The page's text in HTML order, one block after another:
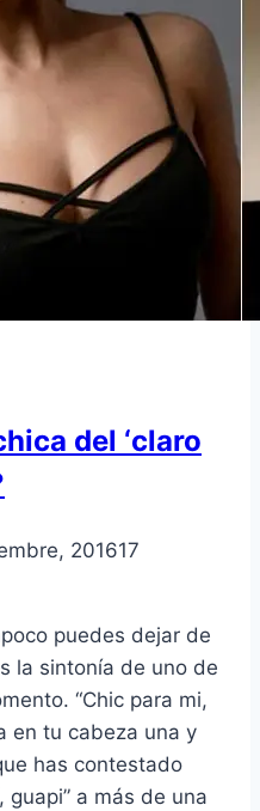
del ‘claro
201617
puedes dejar de
la sintonía de uno de
“Chic para mi,
en tu cabeza una y
has contestado
guapi” a más de una